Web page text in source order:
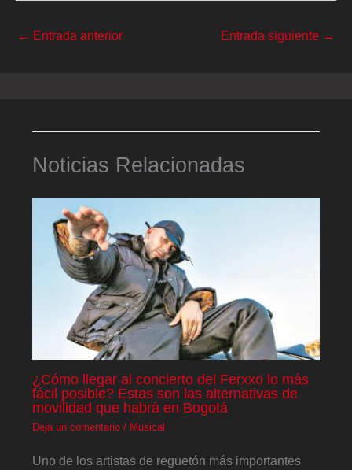
← Entrada anterior Entrada siguiente →
Noticias Relacionadas
¿Cómo llegar al concierto del Ferxxo lo más
fácil posible? Estas son las alternativas de
movilidad que habrá en Bogotá
Deja un comentario / Musical
Uno de los artistas de reguetón más importantes